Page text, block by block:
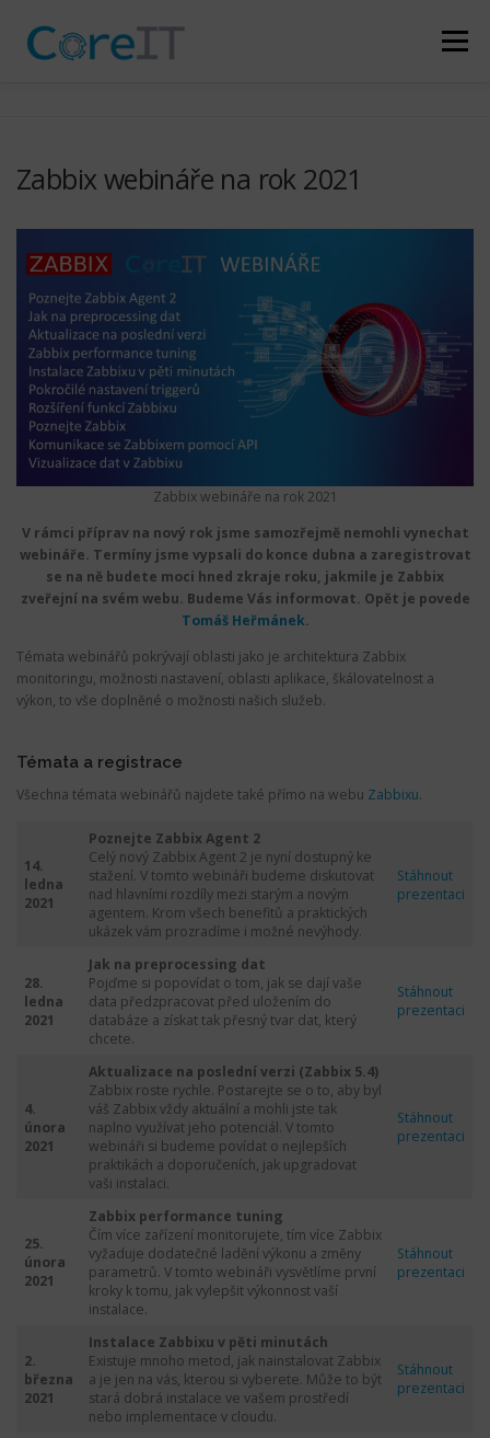
obsah
Menu
Zabbix webináře na rok 2021
Zabbix webináře na rok 2021
V rámci příprav na nový rok jsme samozřejmě nemohli vynechat
webináře. Termíny jsme vypsali do konce dubna a zaregistrovat
se na ně budete moci hned zkraje roku, jakmile je Zabbix
zveřejní na svém webu. Budeme Vás informovat. Opět je povede
Tomáš Heřmánek.
Témata webinářů pokrývají oblasti jako je architektura Zabbix
monitoringu, možnosti nastavení, oblasti aplikace, škálovatelnost a
výkon, to vše doplněné o možnosti našich služeb.
Témata a registrace
Všechna témata webinářů najdete také přímo na webu Zabbixu.
14.
ledna
2021
Poznejte Zabbix Agent 2
Celý nový Zabbix Agent 2 je nyní dostupný ke
stažení. V tomto webináři budeme diskutovat
nad hlavními rozdíly mezi starým a novým
agentem. Krom všech benefitů a praktických
ukázek vám prozradíme i možné nevýhody.
Stáhnout
prezentaci
28.
ledna
2021
Jak na preprocessing dat
Pojďme si popovídat o tom, jak se dají vaše
data předzpracovat před uložením do
databáze a získat tak přesný tvar dat, který
chcete.
Stáhnout
prezentaci
4.
února
2021
Aktualizace na poslední verzi (Zabbix 5.4)
Zabbix roste rychle. Postarejte se o to, aby byl
váš Zabbix vždy aktuální a mohli jste tak
naplno využívat jeho potenciál. V tomto
webináři si budeme povídat o nejlepších
praktikách a doporučeních, jak upgradovat
vaši instalaci.
Stáhnout
prezentaci
25.
února
2021
Zabbix performance tuning
Čím více zařízení monitorujete, tím více Zabbix
vyžaduje dodatečné ladění výkonu a změny
parametrů. V tomto webináři vysvětlíme první
kroky k tomu, jak vylepšit výkonnost vaší
instalace.
Stáhnout
prezentaci
2.
března
2021
Instalace Zabbixu v pěti minutách
Existuje mnoho metod, jak nainstalovat Zabbix
a je jen na vás, kterou si vyberete. Může to být
stará dobrá instalace ve vašem prostředí
nebo implementace v cloudu.
Stáhnout
prezentaci